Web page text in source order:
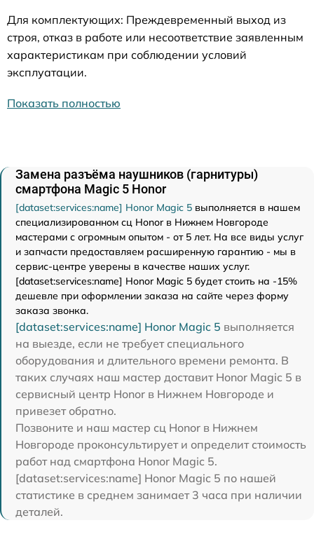
Для комплектующих: Преждевременный выход из
строя, отказ в работе или несоответствие заявленным
характеристикам при соблюдении условий
эксплуатации.
Показать полностью
Замена разъёма наушников (гарнитуры)
смартфона Magic 5 Honor
[dataset:services:name] Honor Magic 5 выполняется в нашем
специализированном сц Honor в Нижнем Новгороде
мастерами с огромным опытом - от 5 лет. На все виды услуг
и запчасти предоставляем расширенную гарантию - мы в
сервис-центре уверены в качестве наших услуг.
[dataset:services:name] Honor Magic 5 будет стоить на -15%
дешевле при оформлении заказа на сайте через форму
заказа звонка.
[dataset:services:name] Honor Magic 5 выполняется
на выезде, если не требует специального
оборудования и длительного времени ремонта. В
таких случаях наш мастер доставит Honor Magic 5 в
сервисный центр Honor в Нижнем Новгороде и
привезет обратно.
Позвоните и наш мастер сц Honor в Нижнем
Новгороде проконсультирует и определит стоимость
работ над смартфона Honor Magic 5.
[dataset:services:name] Honor Magic 5 по нашей
статистике в среднем занимает 3 часа при наличии
деталей.